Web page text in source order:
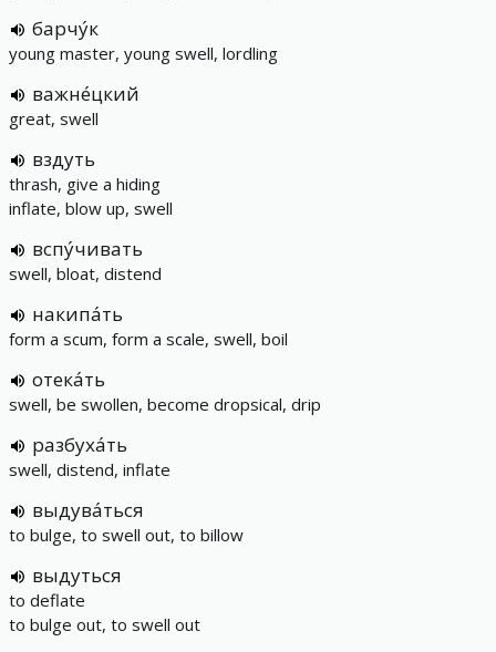
барчу́к
young master, young swell, lordling
важне́цкий
great, swell
вздуть
thrash, give a hiding
inflate, blow up, swell
вспу́чивать
swell, bloat, distend
накипа́ть
form a scum, form a scale, swell, boil
отека́ть
swell, be swollen, become dropsical, drip
разбуха́ть
swell, distend, inflate
выдува́ться
to bulge, to swell out, to billow
выдуться
to deflate
to bulge out, to swell out